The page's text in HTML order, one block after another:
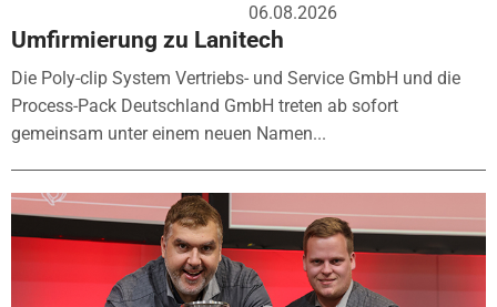
06.08.2026
Umfirmierung zu Lanitech
Die Poly-clip System Vertriebs- und Service GmbH und die
Process-Pack Deutschland GmbH treten ab sofort
gemeinsam unter einem neuen Namen...